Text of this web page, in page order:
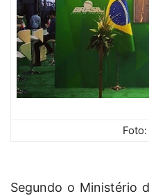
Segundo o Ministério